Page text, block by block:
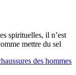
spirituelles, il n’est
mettre du sel
des hommes